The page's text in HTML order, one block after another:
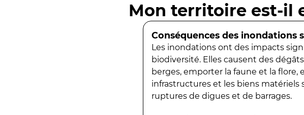
Mon territoire est-il
Conséquences des inondations
Les inondations ont des impacts
biodiversité. Elles causent des
berges, emporter la faune et la
infrastructures et les biens matériels
ruptures de digues et de barrages.